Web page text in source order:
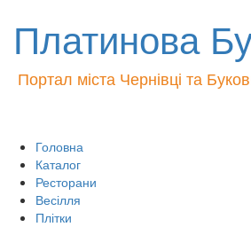
Платинова
Портал міста Чернівці та
Головна
Каталог
Ресторани
Весілля
Плітки